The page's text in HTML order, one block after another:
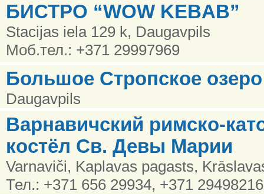
БИСТРО “WOW KEBAB”
Stacijas iela 129 k, Daugavpils
Моб.тел.: +371 29997969
Большое Стропское озеро
Daugavpils
Варнавичский римско-
костёл Св. Девы Марии
Varnaviči, Kaplavas pagasts,
Тел.: +371 656 29934, +371 29498216